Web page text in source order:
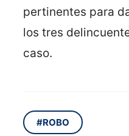
pertinentes para
los tres
caso.
#ROBO